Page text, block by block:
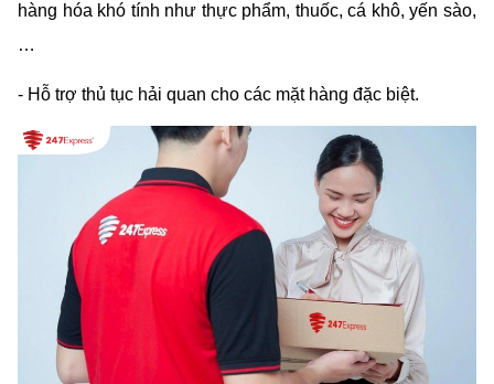
hàng hóa khó tính như thực phẩm, thuốc, cá khô, yến sào,
…
- Hỗ trợ thủ tục hải quan cho các mặt hàng đặc biệt.